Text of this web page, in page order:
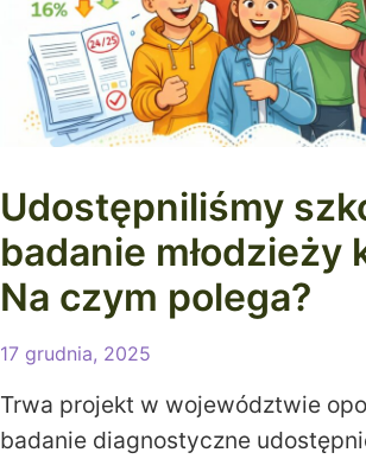
Udostępniliśmy
badanie młodzieży
Na czym polega?
17 grudnia, 2025
Trwa projekt w województwie
badanie diagnostyczne